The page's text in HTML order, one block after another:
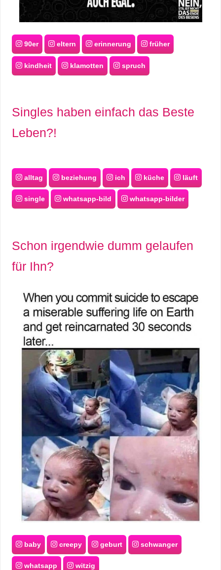
90er eltern erinnerung früher
kindheit klamotten spruch
Singles haben einfach das Beste
Leben?!
alltag beziehung ich küche läuft
single whatsapp-bild whatsapp-bilder
Schon irgendwie dumm gelaufen
für Ihn?
baby creepy geburt schwanger
whatsapp witzig